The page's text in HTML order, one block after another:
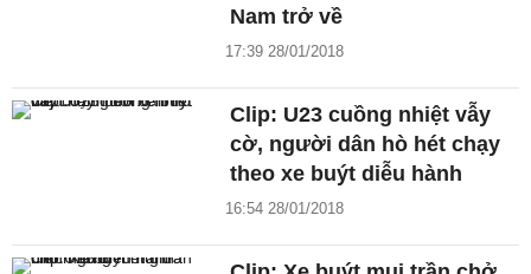
Nam trở về
17:39 28/01/2018
Clip: U23 cuồng nhiệt vẫy
cờ, người dân hò hét chạy
theo xe buýt diễu hành
16:54 28/01/2018